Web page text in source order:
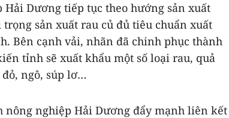
Hải Dương tiếp tục theo hướng sản xuất
sản xuất rau củ đủ tiêu chuẩn xuất
Bên cạnh vải, nhãn đã chinh phục thành
tỉnh sẽ xuất khẩu một số loại rau, quả
ngô, súp lơ…
nông nghiệp Hải Dương đẩy mạnh liên kết